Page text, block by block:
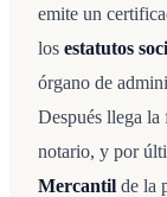
emite un
los estatutos
órgano de
Después llega la
notario, y por
Mercantil de la